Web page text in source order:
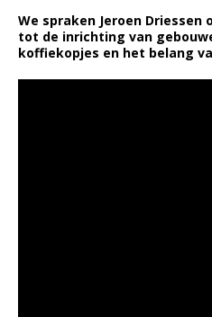
We spraken Jeroen
tot de inrichting van
koffiekopjes en het belang